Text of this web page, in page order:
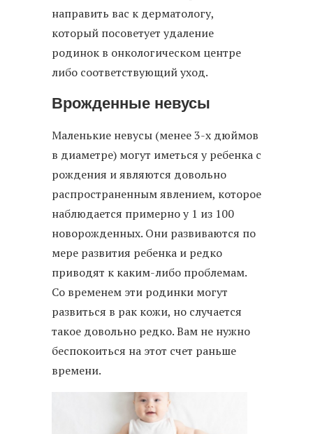
направить вас к дерматологу,
который посоветует удаление
родинок в онкологическом центре
либо соответствующий уход.
Врожденные невусы
Маленькие невусы (менее 3-х дюймов
в диаметре) могут иметься у ребенка с
рождения и являются довольно
распространенным явлением, которое
наблюдается примерно у 1 из 100
новорожденных. Они развиваются по
мере развития ребенка и редко
приводят к каким-либо проблемам.
Со временем эти родинки могут
развиться в рак кожи, но случается
такое довольно редко. Вам не нужно
беспокоиться на этот счет раньше
времени.